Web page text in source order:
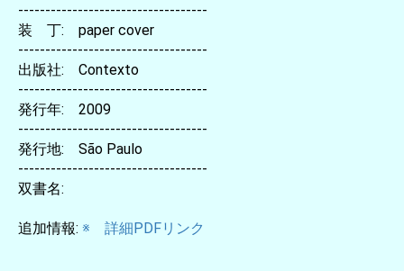
-----------------------------------
装 丁: paper cover
-----------------------------------
出版社: Contexto
-----------------------------------
発行年: 2009
-----------------------------------
発行地: São Paulo
-----------------------------------
双書名:
追加情報: ※ 詳細PDFリンク